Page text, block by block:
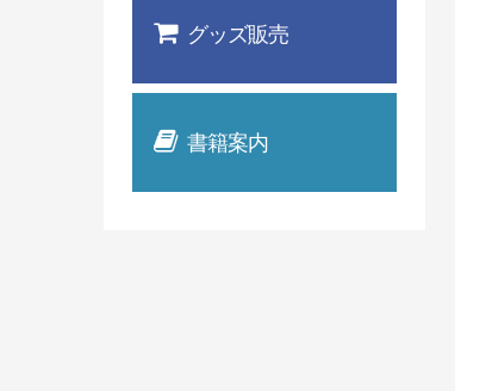
グッズ販売
書籍案内